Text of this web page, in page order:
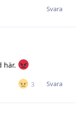
Svara
här.
3 Svara